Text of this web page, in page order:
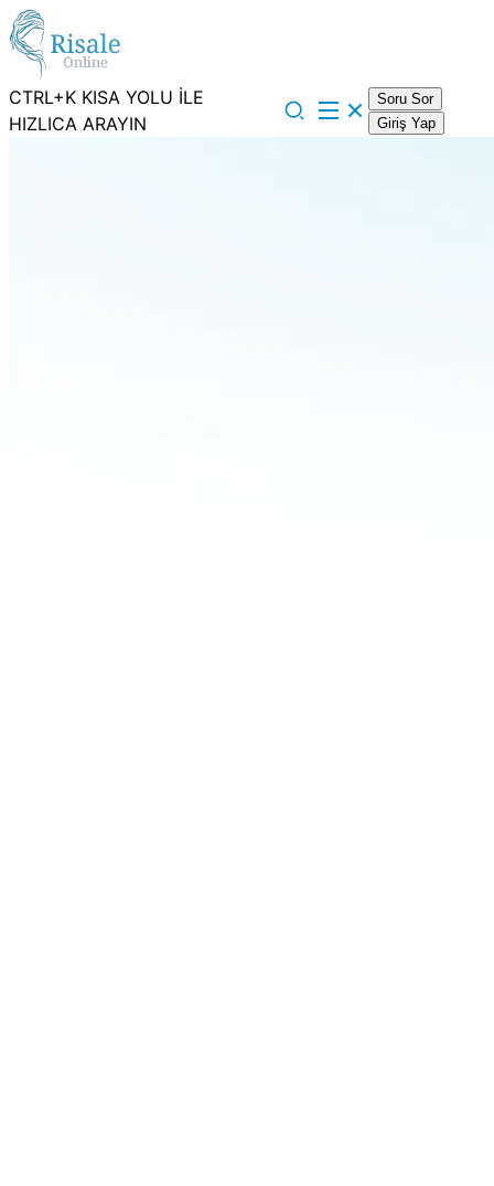
CTRL+K KISA YOLU İLE
HIZLICA ARAYIN
Soru Sor
Giriş Yap